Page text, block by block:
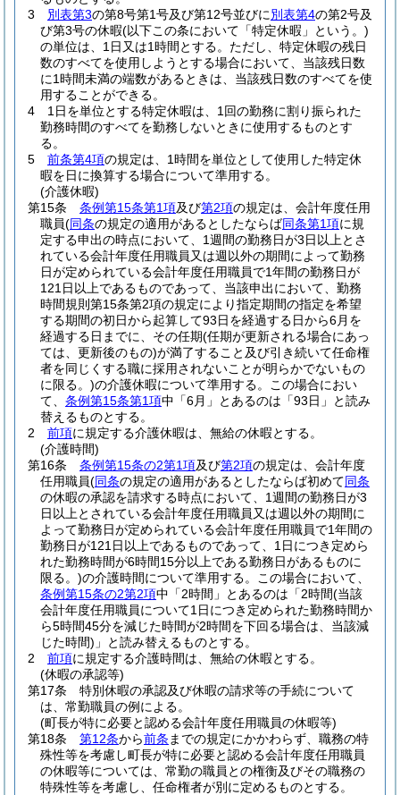
3
別表第3の第8号第1号及び第12号並びに別表第4の第2号及
び第3号の休暇(以下この条において「特定休暇」という。)
の単位は、1日又は1時間とする。 ただし、特定休暇の残日
数のすべてを使用しようとする場合において、当該残日数
に1時間未満の端数があるときは、当該残日数のすべてを使
用することができる。
4
1日を単位とする特定休暇は、1回の勤務に割り振られた
勤務時間のすべてを勤務しないときに使用するものとす
る。
5
前条第4項の規定は、1時間を単位として使用した特定休
暇を日に換算する場合について準用する。
(介護休暇)
第15条
条例第15条第1項及び第2項の規定は、会計年度任用
職員(同条の規定の適用があるとしたならば同条第1項に規
定する申出の時点において、1週間の勤務日が3日以上とさ
れている会計年度任用職員又は週以外の期間によって勤務
日が定められている会計年度任用職員で1年間の勤務日が
121日以上であるものであって、当該申出において、勤務
時間規則第15条第2項の規定により指定期間の指定を希望
する期間の初日から起算して93日を経過する日から6月を
経過する日までに、その任期(任期が更新される場合にあっ
ては、更新後のもの)が満了すること及び引き続いて任命権
者を同じくする職に採用されないことが明らかでないもの
に限る。)の介護休暇について準用する。
この場合におい
て、 条例第15条第1項中「6月」とあるのは「93日」と読み
替えるものとする。
2
前項に規定する介護休暇は、無給の休暇とする。
(介護時間)
第16条
条例第15条の2第1項及び第2項の規定は、会計年度
任用職員(同条の規定の適用があるとしたならば初めて同条
の休暇の承認を請求する時点において、1週間の勤務日が3
日以上とされている会計年度任用職員又は週以外の期間に
よって勤務日が定められている会計年度任用職員で1年間の
勤務日が121日以上であるものであって、1日につき定めら
れた勤務時間が6時間15分以上である勤務日があるものに
限る。)の介護時間について準用する。
この場合において、
条例第15条の2第2項中「2時間」とあるのは「2時間(当該
会計年度任用職員について1日につき定められた勤務時間か
ら5時間45分を減じた時間が2時間を下回る場合は、当該減
じた時間) 」と読み替えるものとする。
2
前項に規定する介護時間は、無給の休暇とする。
(休暇の承認等)
第17条
特別休暇の承認及び休暇の請求等の手続について
は、常勤職員の例による。
(町長が特に必要と認める会計年度任用職員の休暇等)
第18条
第12条から前条 までの規定にかかわらず、職務の特
殊性等を考慮し町長が特に必要と認める会計年度任用職員
の休暇等については、常勤の職員との権衡及びその職務の
特殊性等を考慮し、任命権者が別に定めるものとする。